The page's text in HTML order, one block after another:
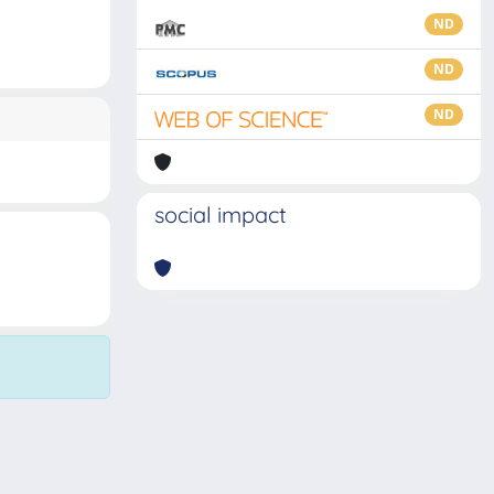
ND
ND
ND
social impact